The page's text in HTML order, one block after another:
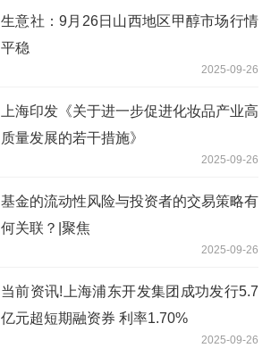
生意社：9月26日山西地区甲醇市场行情
平稳
2025-09-26
上海印发《关于进一步促进化妆品产业高
质量发展的若干措施》
2025-09-26
基金的流动性风险与投资者的交易策略有
何关联？|聚焦
2025-09-26
当前资讯!上海浦东开发集团成功发行5.7
亿元超短期融资券 利率1.70%
2025-09-26